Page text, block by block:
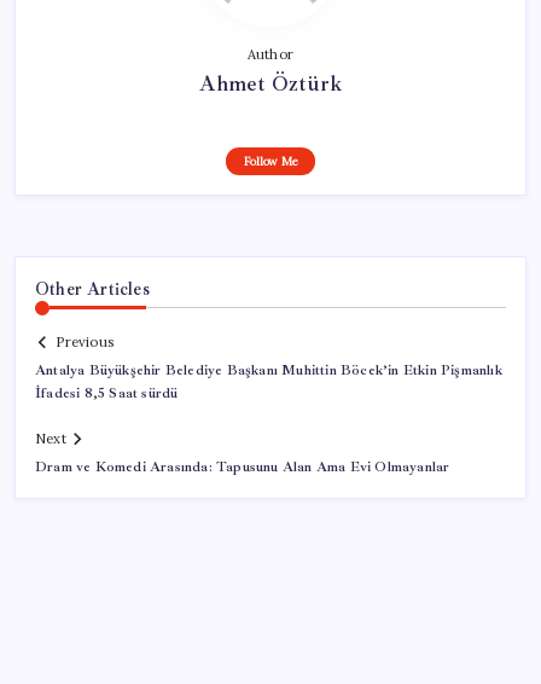
Author
Ahmet Öztürk
Follow Me
Other Articles
Previous
Antalya Büyükşehir Belediye Başkanı Muhittin Böcek’in Etkin Pişmanlık
İfadesi 8,5 Saat sürdü
Next
Dram ve Komedi Arasında: Tapusunu Alan Ama Evi Olmayanlar